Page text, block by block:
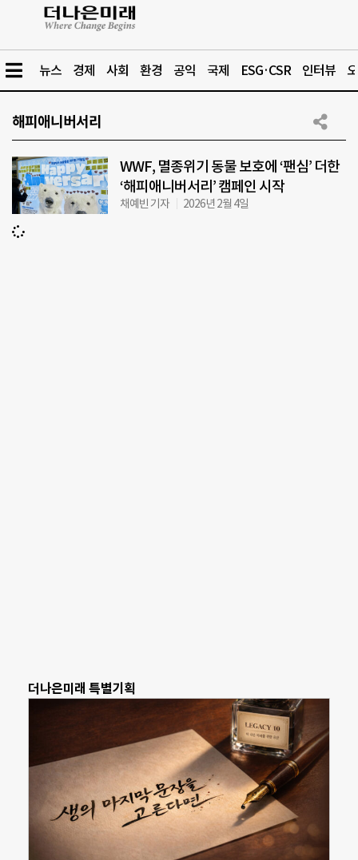
뉴스 경제 사회 환경 공익 국제 ESG·CSR 인터뷰
해피애니버서리
WWF, 멸종위기 동물 보호에 ‘팬심’ 더한
‘해피애니버서리’ 캠페인 시작
채예빈 기자 2026년 2월 4일
더나은미래 특별기획